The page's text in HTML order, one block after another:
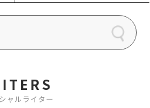
ャルライター